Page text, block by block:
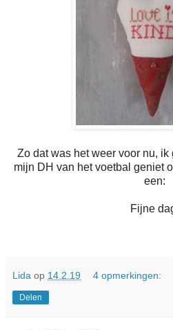
Zo dat was het weer voor nu, ik
mijn DH van het voetbal geniet
een:
Fijne
Lida op 14.2.19 4 opmerkingen:
Delen